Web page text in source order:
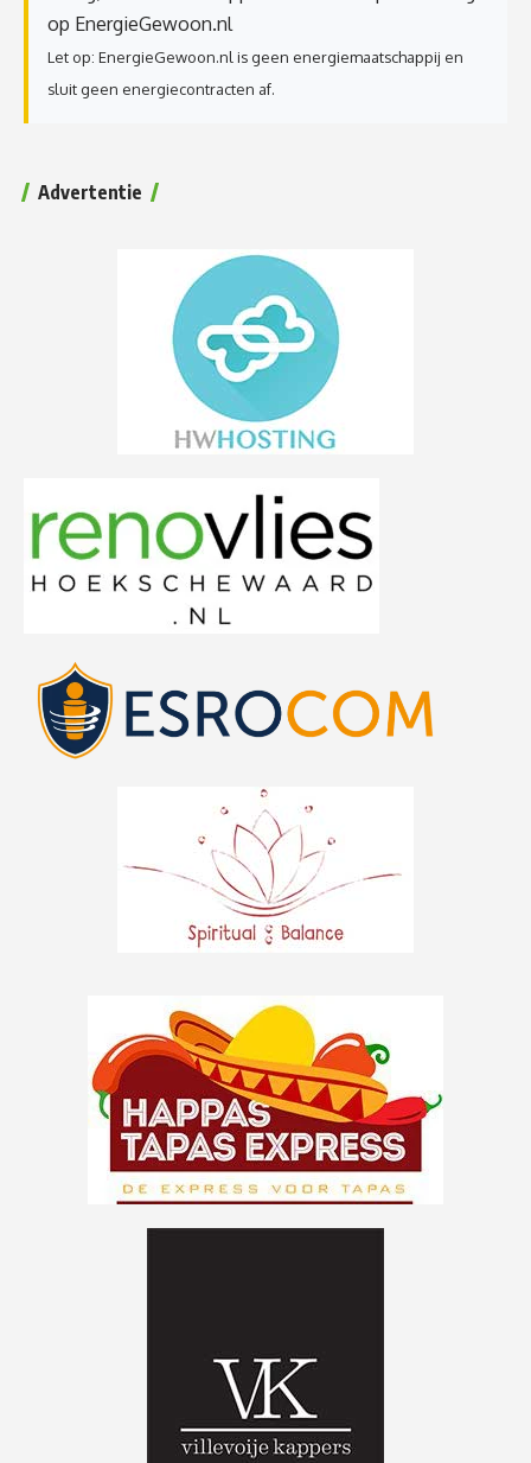
op EnergieGewoon.nl
Let op: EnergieGewoon.nl is geen energiemaatschappij en
sluit geen energiecontracten af.
Advertentie